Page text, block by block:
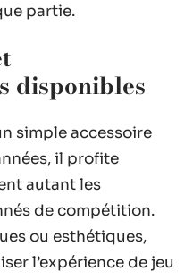
partie.
disponibles
simple accessoire
il profite
autant les
de compétition.
ou esthétiques,
l’expérience de jeu